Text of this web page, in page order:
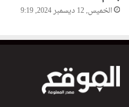
الخميس, 12 ديسمبر 2024, 9:19